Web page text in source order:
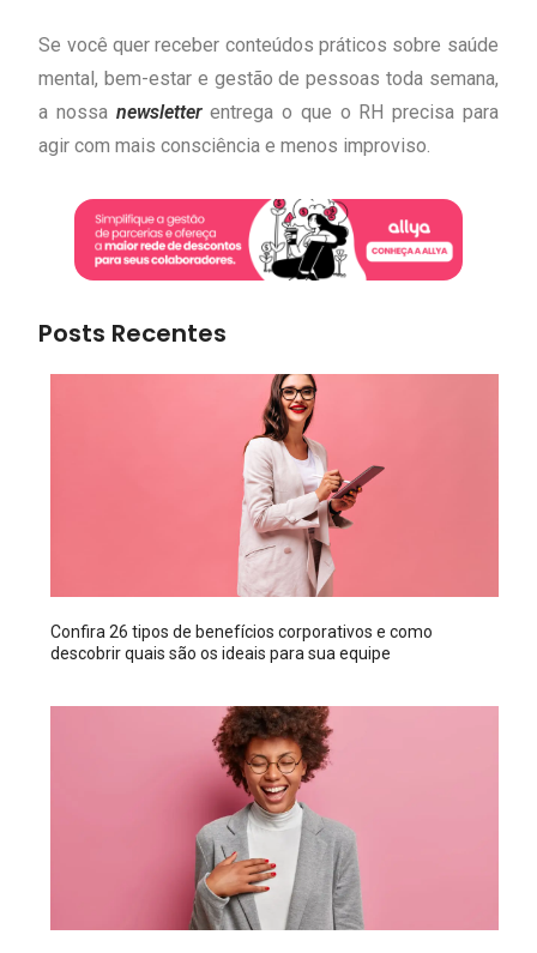
Se você quer receber conteúdos práticos sobre saúde
mental, bem-estar e gestão de pessoas toda semana,
a nossa newsletterentrega o que o RH precisa para
agir com mais consciência e menos improviso.
Posts Recentes
Confira 26 tipos de benefícios corporativos e como
descobrir quais são os ideais para sua equipe